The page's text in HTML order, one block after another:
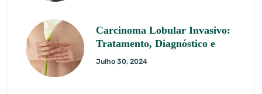
Carcinoma Lobular Invasivo:
Tratamento, Diagnóstico e
Julho 30, 2024